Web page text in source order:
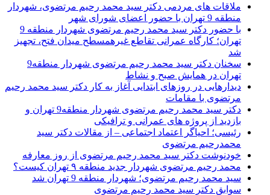
ملاقات های مردمی دکتر سید محمد رحیم مرتضوی، شهردار
منطقه 9 تهران با حضور اعضای شورای شهر
با حضور دکتر سید محمد رحیم مرتضوی شهردار منطقه 9
تهران؛ کارگاه عمرانی تقاطع غیرهمسطح میدان فتح، تجهیز
شد
سخنان دکتر سید محمد رحیم مرتضوی شهردار منطقه9
تهران در همایش صبح و نشاط
دیدارهایی در روزهای ابتدایی آغاز به کار دکتر سید محمد رحیم
مرتضوی با مقامات
دکتر سید محمد رحیم مرتضوی شهردار منطقه9 تهران و
بازدید از پروژه های عمرانی و ترافیکی
رئیسی؛ احیاگر اعتماد اجتماعی – از مقالات دکتر سید
محمدرحیم مرتضوی
خودنوشت دکتر سید محمد رحیم مرتضوی از روز معارفه
محمد رحیم مرتضوی شهردار جدید منطقه ۹ تهران کیست؟
سید محمد رحیم مرتضوی؛ شهردار منطقه 9 تهران شد
سوابق دکتر سید محمد رحیم مرتضوی